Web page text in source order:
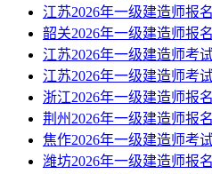
江苏2026年一级建造师报
韶关2026年一级建造师报
江苏2026年一级建造师考
江苏2026年一级建造师考
浙江2026年一级建造师报
荆州2026年一级建造师报
焦作2026年一级建造师考
潍坊2026年一级建造师报